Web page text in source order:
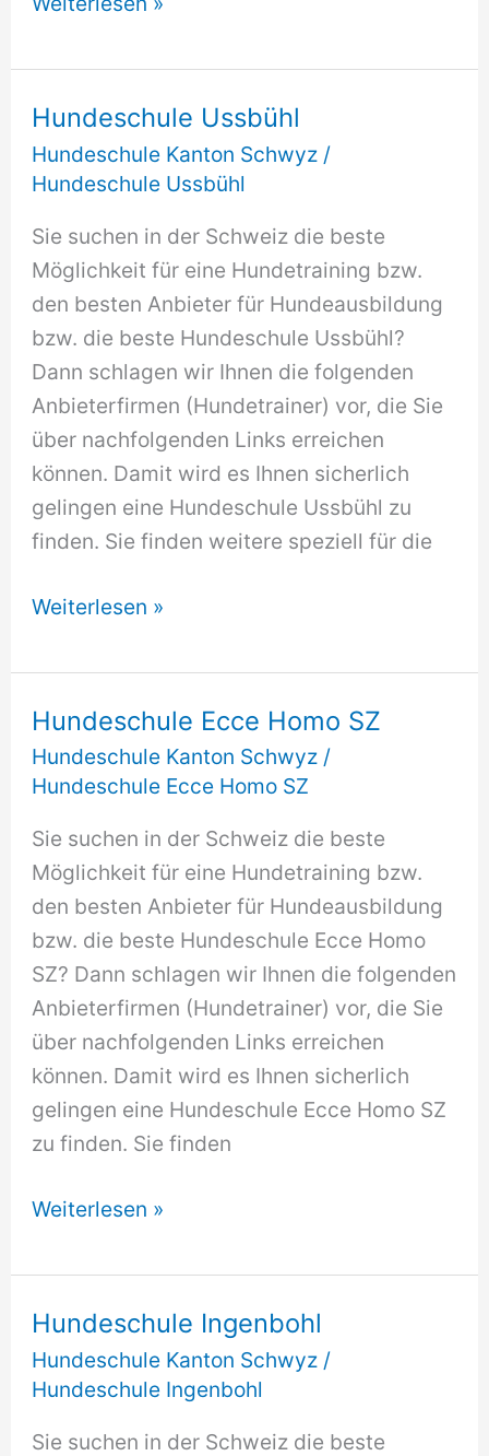
SZ
Hundeschule Ussbühl
Hundeschule Kanton Schwyz /
Hundeschule Ussbühl
Sie suchen in der Schweiz die beste
Möglichkeit für eine Hundetraining bzw.
den besten Anbieter für Hundeausbildung
bzw. die beste Hundeschule Ussbühl?
Dann schlagen wir Ihnen die folgenden
Anbieterfirmen (Hundetrainer) vor, die Sie
über nachfolgenden Links erreichen
können. Damit wird es Ihnen sicherlich
gelingen eine Hundeschule Ussbühl zu
finden. Sie finden weitere speziell für die
Hundeschule
Weiterlesen »
Hundeschule Ecce Homo SZ
Hundeschule Kanton Schwyz /
Hundeschule Ecce Homo SZ
Sie suchen in der Schweiz die beste
Möglichkeit für eine Hundetraining bzw.
den besten Anbieter für Hundeausbildung
bzw. die beste Hundeschule Ecce Homo
SZ? Dann schlagen wir Ihnen die folgenden
Anbieterfirmen (Hundetrainer) vor, die Sie
über nachfolgenden Links erreichen
können. Damit wird es Ihnen sicherlich
gelingen eine Hundeschule Ecce Homo SZ
zu finden. Sie finden
Hundeschule
Homo
SZ
Weiterlesen »
Hundeschule Ingenbohl
Hundeschule Kanton Schwyz /
Hundeschule Ingenbohl
Sie suchen in der Schweiz die beste